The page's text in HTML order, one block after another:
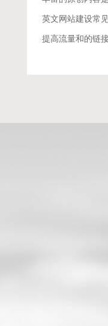
英文网站建设常
提高流量和的链